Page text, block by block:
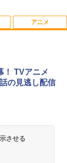
エンタテイン
モコン [CFI-Z
！】オンライ
大迷宮 パズル
SCRAP 4人
MovieNEX [ブ
ピー（クラウ
ルド] [Blu-ray]
|オンライン
・国内専用)
エディション
Japan
PS5 【特典】
ス コントロー
ス コントロー
)
アニメ
編 第一章 猗
編 第一章 猗
！ TVアニメ
の見逃し配信
させる